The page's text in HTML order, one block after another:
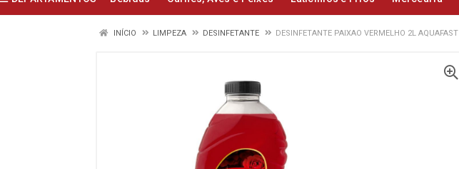
INÍCIO LIMPEZA DESINFETANTE DESINFETANTE PAIXAO VERMELHO 2L AQUAFAST